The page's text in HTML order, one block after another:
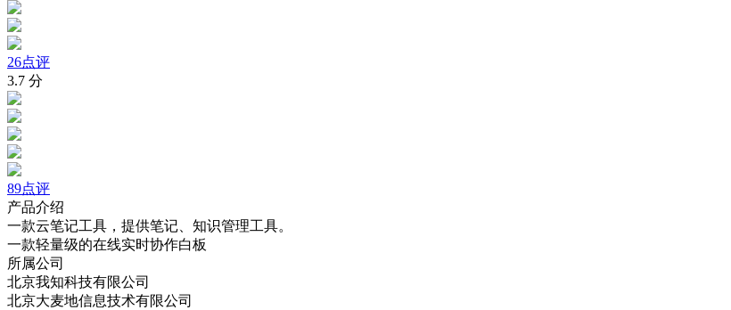
26点评
3.7 分
89点评
产品介绍
一款云笔记工具，提供笔记、知识管理工具。
一款轻量级的在线实时协作白板
所属公司
北京我知科技有限公司
北京大麦地信息技术有限公司